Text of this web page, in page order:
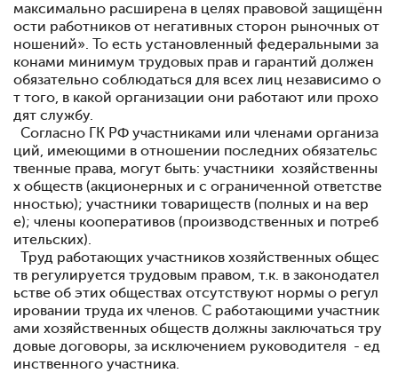
максимально расширена в целях правовой защищённ
ости работников от негативных сторон рыночных от
ношений». То есть установленный федеральными за
конами минимум трудовых прав и гарантий должен
обязательно соблюдаться для всех лиц независимо о
т того, в какой организации они работают или прохо
дят службу.
Согласно ГК РФ участниками или членами организа
ций, имеющими в отношении последних обязательс
твенные права, могут быть: участники хозяйственны
х обществ (акционерных и с ограниченной ответстве
нностью); участники товариществ (полных и на вер
е); члены кооперативов (производственных и потреб
ительских).
Труд работающих участников хозяйственных общес
тв регулируется трудовым правом, т.к. в законодател
ьстве об этих обществах отсутствуют нормы о регул
ировании труда их членов. С работающими участник
ами хозяйственных обществ должны заключаться тру
довые договоры, за исключением руководителя - ед
инственного участника.